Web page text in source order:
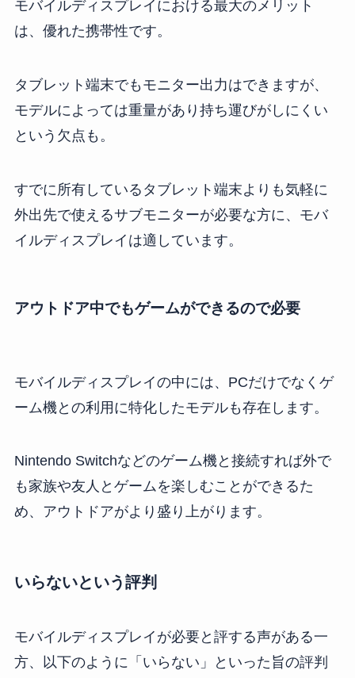
モバイルディスプレイにおける最大のメリット
は、優れた携帯性です。
タブレット端末でもモニター出力はできますが、
モデルによっては重量があり持ち運びがしにくい
という欠点も。
すでに所有しているタブレット端末よりも気軽に
外出先で使えるサブモニターが必要な方に、モバ
イルディスプレイは適しています。
アウトドア中でもゲームができるので必要
モバイルディスプレイの中には、PCだけでなくゲ
ーム機との利用に特化したモデルも存在します。
Nintendo Switchなどのゲーム機と接続すれば外で
も家族や友人とゲームを楽しむことができるた
め、アウトドアがより盛り上がります。
いらないという評判
モバイルディスプレイが必要と評する声がある一
方、以下のように「いらない」といった旨の評判